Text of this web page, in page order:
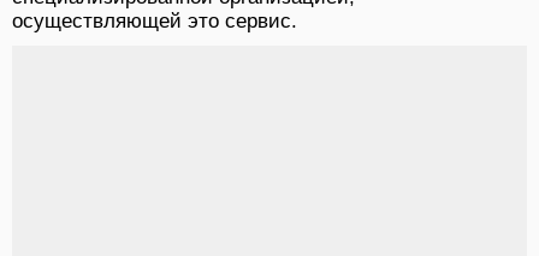
осуществляющей это сервис.